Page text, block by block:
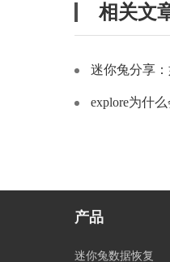
相关文
迷你兔分享
explore为什
产品
迷你兔数据恢复